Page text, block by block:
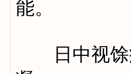
能。
日中视馀